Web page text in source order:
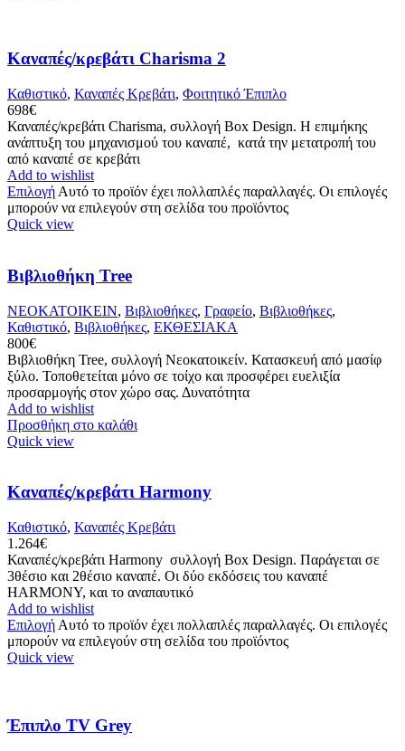
Καναπές/κρεβάτι Charisma 2
Καθιστικό, Καναπές Κρεβάτι, Φοιτητικό Έπιπλο
698€
Καναπές/κρεβάτι Charisma, συλλογή Box Design. Η επιμήκης
ανάπτυξη του μηχανισμού του καναπέ, κατά την μετατροπή του
από καναπέ σε κρεβάτι
Add to wishlist
Επιλογή Αυτό το προϊόν έχει πολλαπλές παραλλαγές. Οι επιλογές
μπορούν να επιλεγούν στη σελίδα του προϊόντος
Quick view
Βιβλιοθήκη Tree
ΝΕΟΚΑΤΟΙΚΕΙΝ, Βιβλιοθήκες, Γραφείο, Βιβλιοθήκες,
Καθιστικό, Βιβλιοθήκες, ΕΚΘΕΣΙΑΚΑ
800€
Βιβλιοθήκη Tree, συλλογή Νεοκατοικείν. Κατασκευή από μασίφ
ξύλο. Τοποθετείται μόνο σε τοίχο και προσφέρει ευελιξία
προσαρμογής στον χώρο σας. Δυνατότητα
Add to wishlist
Προσθήκη στο καλάθι
Quick view
Καναπές/κρεβάτι Harmony
Καθιστικό, Καναπές Κρεβάτι
1.264€
Καναπές/κρεβάτι Harmony συλλογή Box Design. Παράγεται σε
3θέσιο και 2θέσιο καναπέ. Οι δύο εκδόσεις του καναπέ
HARMONY, και το αναπαυτικό
Add to wishlist
Επιλογή Αυτό το προϊόν έχει πολλαπλές παραλλαγές. Οι επιλογές
μπορούν να επιλεγούν στη σελίδα του προϊόντος
Quick view
Έπιπλο TV Grey